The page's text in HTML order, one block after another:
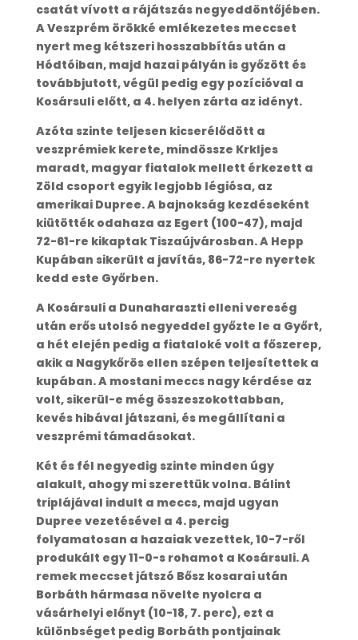
csatát vívott a rájátszás negyeddöntőjében.
A Veszprém örökké emlékezetes meccset
nyert meg kétszeri hosszabbítás után a
Hódtóiban, majd hazai pályán is győzött és
továbbjutott, végül pedig egy pozícióval a
Kosársuli előtt, a 4. helyen zárta az idényt.
Azóta szinte teljesen kicserélődött a
veszprémiek kerete, mindössze Krkljes
maradt, magyar fiatalok mellett érkezett a
Zöld csoport egyik legjobb légiósa, az
amerikai Dupree. A bajnokság kezdéseként
kiütötték odahaza az Egert (100-47), majd
72-61-re kikaptak Tiszaújvárosban. A Hepp
Kupában sikerült a javítás, 86-72-re nyertek
kedd este Győrben.
A Kosársuli a Dunaharaszti elleni vereség
után erős utolsó negyeddel győzte le a Győrt,
a hét elején pedig a fiataloké volt a főszerep,
akik a Nagykőrös ellen szépen teljesítettek a
kupában. A mostani meccs nagy kérdése az
volt, sikerül-e még összeszokottabban,
kevés hibával játszani, és megállítani a
veszprémi támadásokat.
Két és fél negyedig szinte minden úgy
alakult, ahogy mi szerettük volna. Bálint
triplájával indult a meccs, majd ugyan
Dupree vezetésével a 4. percig
folyamatosan a hazaiak vezettek, 10-7-ről
produkált egy 11-0-s rohamot a Kosársuli. A
remek meccset játszó Bősz kosarai után
Borbáth hármasa növelte nyolcra a
vásárhelyi előnyt (10-18, 7. perc), ezt a
különbséget pedig Borbáth pontjainak